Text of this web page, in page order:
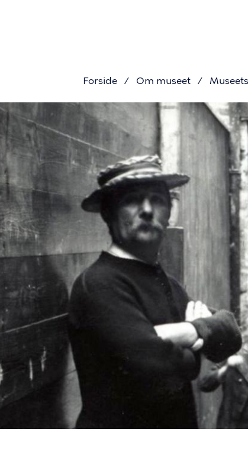
Forside Om museet
Billede